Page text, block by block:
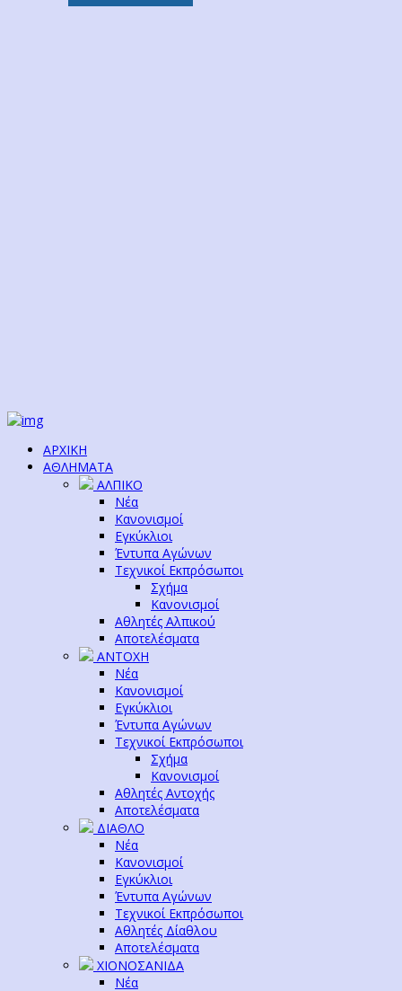
ΑΡΧΙΚΗ
ΑΘΛΗΜΑΤΑ
ΑΛΠΙΚΟ
Νέα
Κανονισμοί
Εγκύκλιοι
Έντυπα Αγώνων
Τεχνικοί Εκπρόσωποι
Σχήμα
Κανονισμοί
Αθλητές Αλπικού
Αποτελέσματα
ΑΝΤΟΧΗ
Νέα
Κανονισμοί
Εγκύκλιοι
Έντυπα Αγώνων
Τεχνικοί Εκπρόσωποι
Σχήμα
Κανονισμοί
Αθλητές Αντοχής
Αποτελέσματα
ΔΙΑΘΛΟ
Νέα
Κανονισμοί
Εγκύκλιοι
Έντυπα Αγώνων
Τεχνικοί Εκπρόσωποι
Αθλητές Δίαθλου
Αποτελέσματα
ΧΙΟΝΟΣΑΝΙΔΑ
Νέα